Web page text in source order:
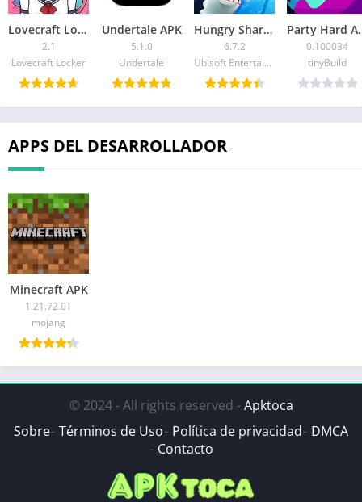
Lovecraft Locker APK
2.1
Lovecraft Locker
Undertale APK
5.1.0
Undertale
Hungry Shark World APK
6.7.2
Ubisoft Entertainment
0.100034
tinyBuild
APPS DEL DESARROLLADOR
Minecraft APK
1.21.72.01
mojang
© 2024 - All rights reserved -Apktoca
Sobre Términos de Uso Política de privacidad DMCA
Contacto